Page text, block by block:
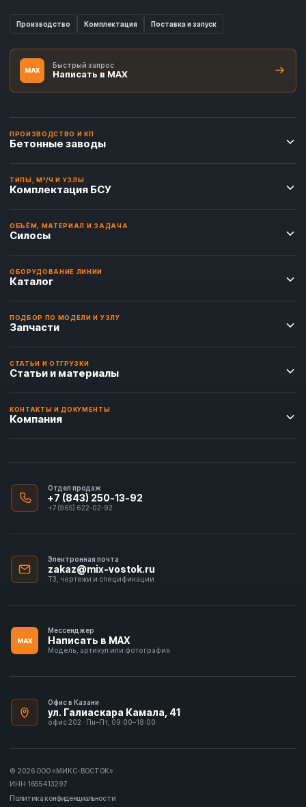
Производство Комплектация Поставка и запуск
MAX
Быстрый запрос
Написать в MAX
ПРОИЗВОДСТВО И КП
Бетонные заводы
ТИПЫ, М³/Ч И УЗЛЫ
Комплектация БСУ
ОБЪЁМ, МАТЕРИАЛ И ЗАДАЧА
Силосы
ОБОРУДОВАНИЕ ЛИНИИ
Каталог
ПОДБОР ПО МОДЕЛИ И УЗЛУ
Запчасти
СТАТЬИ И ОТГРУЗКИ
Статьи и материалы
КОНТАКТЫ И ДОКУМЕНТЫ
Компания
Отдел продаж
+7 (843) 250-13-92
+7 (965) 622-02-92
Электронная почта
zakaz@mix-vostok.ru
ТЗ, чертежи и спецификации
MAX
Мессенджер
Написать в MAX
Модель, артикул или фотография
Офис в Казани
ул. Галиаскара Камала, 41
офис 202 · Пн–Пт, 09:00–18:00
© 2026 ООО «МИКС-ВОСТОК»
ИНН 1655413297
Политика конфиденциальности